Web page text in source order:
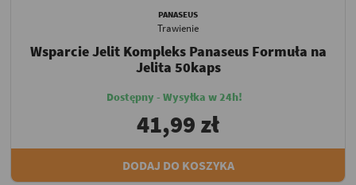
PANASEUS
Trawienie
Wsparcie Jelit Kompleks Panaseus Formuła na
Jelita 50kaps
Dostępny - Wysyłka w 24h!
41,99 zł
DODAJ DO KOSZYKA